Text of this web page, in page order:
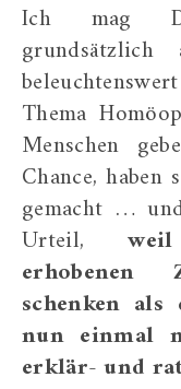
Ich mag
Thema
Menschen
Chance,
gemacht …
Urteil,
erhobenen
schenken
nun einmal
erklär- und